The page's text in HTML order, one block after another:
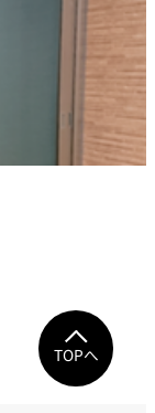
TOPへ